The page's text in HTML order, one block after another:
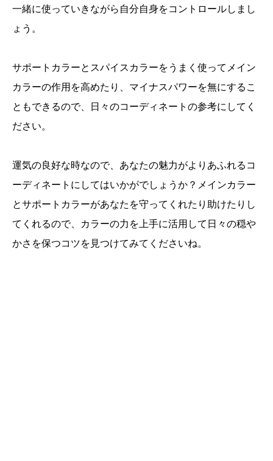
一緒に使っていきながら自分自身をコントロールしまし
ょう。
サポートカラーとスパイスカラーをうまく使ってメイン
カラーの作用を高めたり、マイナスパワーを無にするこ
ともできるので、日々のコーディネートの参考にしてく
ださい。
運気の良好な時なので、あなたの魅力がよりあふれるコ
ーディネートにしてはいかがでしょうか？メインカラー
とサポートカラーがあなたを守ってくれたり助けたりし
てくれるので、カラーの力を上手に活用して日々の穏や
かさを保つコツを見つけてみてくださいね。